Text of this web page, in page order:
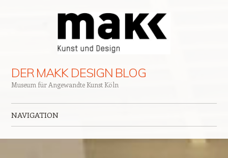
DER MAKK DESIGN BLOG
Museum für Angewandte Kunst Köln
NAVIGATION